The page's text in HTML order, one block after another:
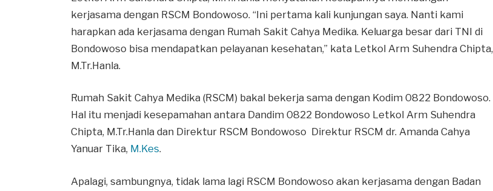
kerjasama dengan RSCM Bondowoso. “Ini pertama kali kunjungan saya. Nanti kami
harapkan ada kerjasama dengan Rumah Sakit Cahya Medika. Keluarga besar dari TNI di
Bondowoso bisa mendapatkan pelayanan kesehatan,” kata Letkol Arm Suhendra Chipta,
M.Tr.Hanla.
Rumah Sakit Cahya Medika (RSCM) bakal bekerja sama dengan Kodim 0822 Bondowoso.
Hal itu menjadi kesepamahan antara Dandim 0822 Bondowoso Letkol Arm Suhendra
Chipta, M.Tr.Hanla dan Direktur RSCM Bondowoso Direktur RSCM dr. Amanda Cahya
Yanuar Tika, M.Kes.
Apalagi, sambungnya, tidak lama lagi RSCM Bondowoso akan kerjasama dengan Badan